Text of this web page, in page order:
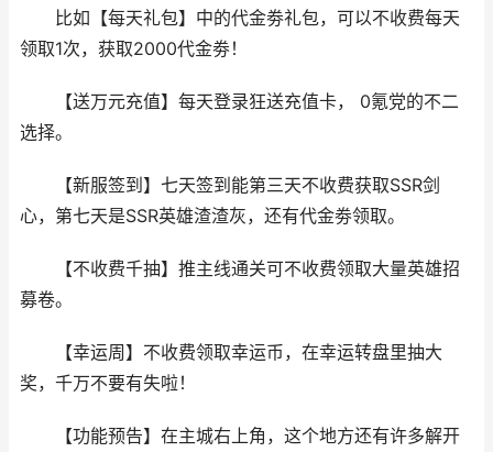
比如【每天礼包】中的代金劵礼包，可以不收费每天
领取1次，获取2000代金劵！
【送万元充值】每天登录狂送充值卡， 0氪党的不二
选择。
【新服签到】七天签到能第三天不收费获取SSR剑
心，第七天是SSR英雄渣渣灰，还有代金劵领取。
【不收费千抽】推主线通关可不收费领取大量英雄招
募卷。
【幸运周】不收费领取幸运币，在幸运转盘里抽大
奖，千万不要有失啦！
【功能预告】在主城右上角，这个地方还有许多解开